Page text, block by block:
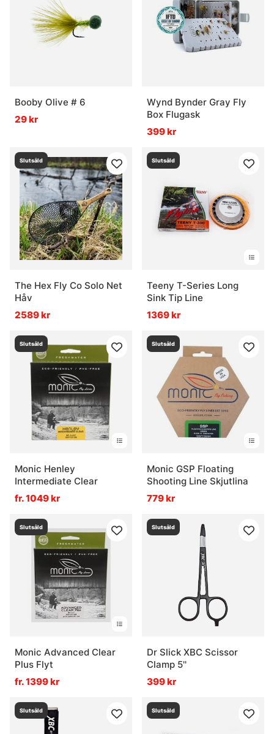
Booby Olive # 6
29 kr
Wynd Bynder Gray Fly
Box Flugask
399 kr
Slutsåld
The Hex Fly Co Solo Net
Håv
2589 kr
Slutsåld
Teeny T-Series Long
Sink Tip Line
1369 kr
Slutsåld
Monic Henley
Intermediate Clear
fr. 1049 kr
Slutsåld
Monic GSP Floating
Shooting Line Skjutlina
779 kr
Slutsåld
Monic Advanced Clear
Plus Flyt
fr. 1399 kr
Slutsåld
Dr Slick XBC Scissor
Clamp 5''
399 kr
Slutsåld Slutsåld